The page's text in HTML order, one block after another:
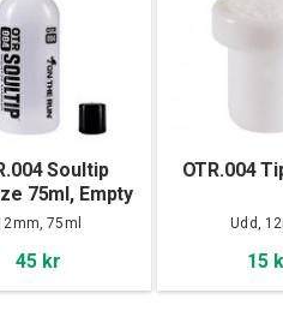
Soultip
75ml, Empty
75ml
45 kr
OTR.004
Udd,
15